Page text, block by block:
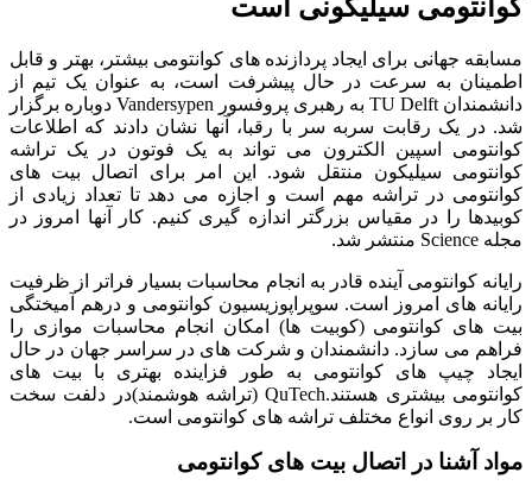
کوانتومی سیلیکونی است
مسابقه جهانی برای ایجاد پردازنده های کوانتومی بیشتر، بهتر و قابل
اطمینان به سرعت در حال پیشرفت است، به عنوان یک تیم از
دانشمندان TU Delft به رهبری پروفسور Vandersypen دوباره برگزار
شد. در یک رقابت سربه سر با رقبا، آنها نشان دادند که اطلاعات
کوانتومی اسپین الکترون می تواند به یک فوتون در یک تراشه
کوانتومی سیلیکون منتقل شود. این امر برای اتصال بیت های
کوانتومی در تراشه مهم است و اجازه می دهد تا تعداد زیادی از
کوبیدها را در مقیاس بزرگتر اندازه گیری کنیم. کار آنها امروز در
مجله Science منتشر شد.
رایانه کوانتومی آینده قادر به انجام محاسبات بسیار فراتر از ظرفیت
رایانه های امروز است. سوپراپوزیسیون کوانتومی و درهم آمیختگی
بیت های کوانتومی (کوبیت ها) امکان انجام محاسبات موازی را
فراهم می سازد. دانشمندان و شرکت های در سراسر جهان در حال
ایجاد چیپ های کوانتومی به طور فزاینده بهتری با بیت های
کوانتومی بیشتری هستند.
QuTech (تراشه هوشمند)در دلفت سخت
کار بر روی انواع مختلف تراشه های کوانتومی است.
مواد آشنا در اتصال بیت های کوانتومی